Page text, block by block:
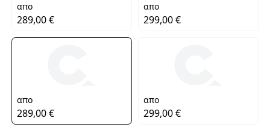
απο
289,00 €
απο
299,00 €
απο
289,00 €
απο
299,00 €